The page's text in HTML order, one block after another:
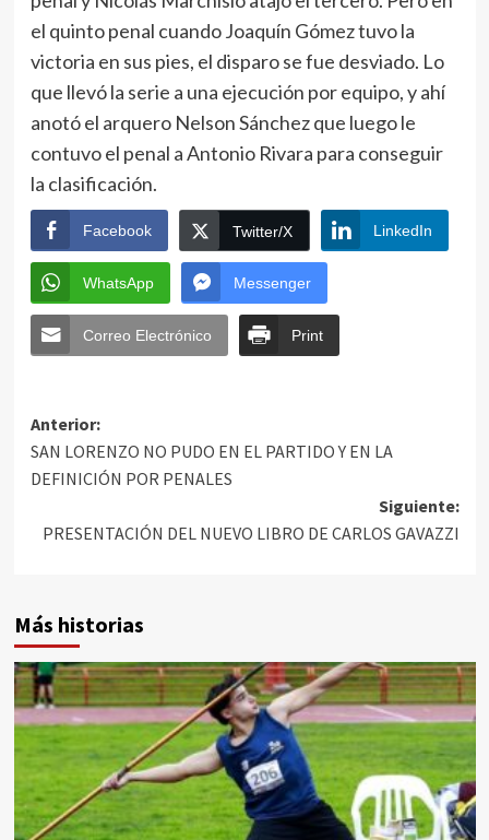
el quinto penal cuando Joaquín Gómez tuvo la
victoria en sus pies, el disparo se fue desviado. Lo
que llevó la serie a una ejecución por equipo, y ahí
anotó el arquero Nelson Sánchez que luego le
contuvo el penal a Antonio Rivara para conseguir
la clasificación.
Facebook Twitter/X LinkedIn
WhatsApp Messenger
Correo Electrónico Print
Anterior:
SAN LORENZO NO PUDO EN EL PARTIDO Y EN LA
DEFINICIÓN POR PENALES
Siguiente:
PRESENTACIÓN DEL NUEVO LIBRO DE CARLOS GAVAZZI
Más historias